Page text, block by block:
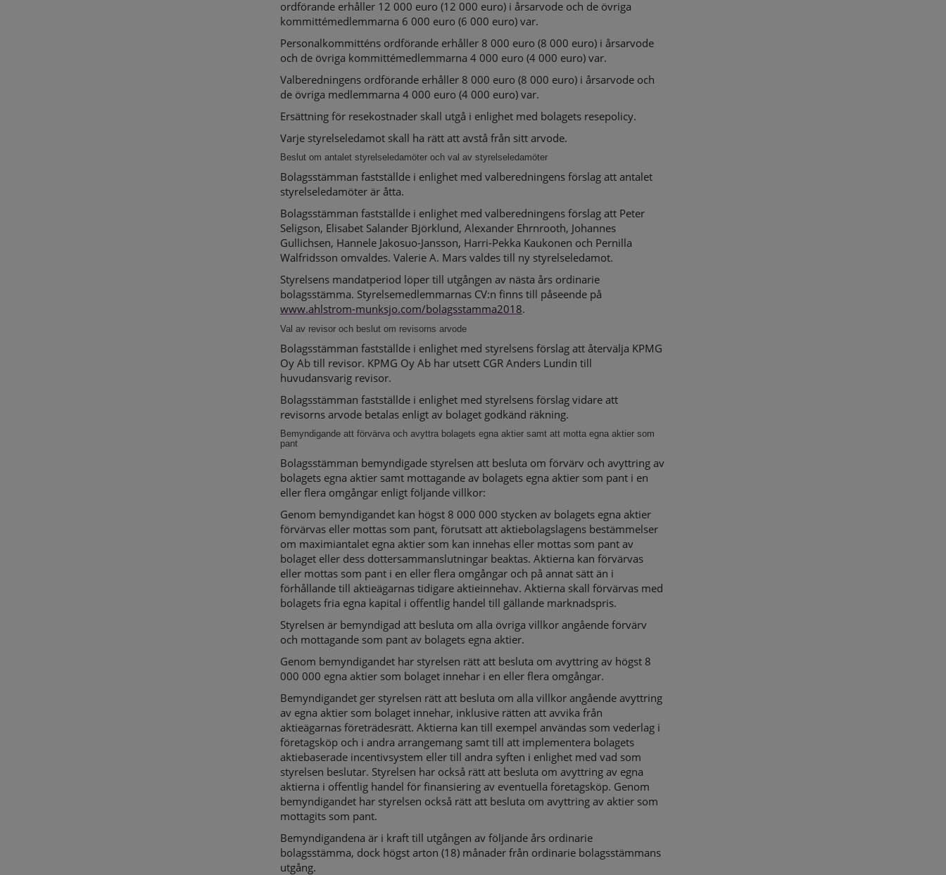
ordförande erhåller 12 000 euro (12 000 euro) i årsarvode och de övriga
kommittémedlemmarna 6 000 euro (6 000 euro) var.
Personalkommitténs ordförande erhåller 8 000 euro (8 000 euro) i årsarvode
och de övriga kommittémedlemmarna 4 000 euro (4 000 euro) var.
Valberedningens ordförande erhåller 8 000 euro (8 000 euro) i årsarvode och
de övriga medlemmarna 4 000 euro (4 000 euro) var.
Ersättning för resekostnader skall utgå i enlighet med bolagets resepolicy.
Varje styrelseledamot skall ha rätt att avstå från sitt arvode.
Beslut om antalet styrelseledamöter och val av styrelseledamöter
Bolagsstämman fastställde i enlighet med valberedningens förslag att antalet
styrelseledamöter är åtta.
Bolagsstämman fastställde i enlighet med valberedningens förslag att Peter
Seligson, Elisabet Salander Björklund, Alexander Ehrnrooth, Johannes
Gullichsen, Hannele Jakosuo-Jansson, Harri-Pekka Kaukonen och Pernilla
Walfridsson omvaldes. Valerie A. Mars valdes till ny styrelseledamot.
Styrelsens mandatperiod löper till utgången av nästa års ordinarie
bolagsstämma. Styrelsemedlemmarnas CV:n finns till påseende på
www.ahlstrom-munksjo.com/bolagsstamma2018.
Val av revisor och beslut om revisorns arvode
Bolagsstämman fastställde i enlighet med styrelsens förslag att återvälja KPMG
Oy Ab till revisor. KPMG Oy Ab har utsett CGR Anders Lundin till
huvudansvarig revisor.
Bolagsstämman fastställde i enlighet med styrelsens förslag vidare att
revisorns arvode betalas enligt av bolaget godkänd räkning.
Bemyndigande att förvärva och avyttra bolagets egna aktier samt att motta egna aktier som
pant
Bolagsstämman bemyndigade styrelsen att besluta om förvärv och avyttring av
bolagets egna aktier samt mottagande av bolagets egna aktier som pant i en
eller flera omgångar enligt följande villkor:
Genom bemyndigandet kan högst 8 000 000 stycken av bolagets egna aktier
förvärvas eller mottas som pant, förutsatt att aktiebolagslagens bestämmelser
om maximiantalet egna aktier som kan innehas eller mottas som pant av
bolaget eller dess dottersammanslutningar beaktas. Aktierna kan förvärvas
eller mottas som pant i en eller flera omgångar och på annat sätt än i
förhållande till aktieägarnas tidigare aktieinnehav. Aktierna skall förvärvas med
bolagets fria egna kapital i offentlig handel till gällande marknadspris.
Styrelsen är bemyndigad att besluta om alla övriga villkor angående förvärv
och mottagande som pant av bolagets egna aktier.
Genom bemyndigandet har styrelsen rätt att besluta om avyttring av högst 8
000 000 egna aktier som bolaget innehar i en eller flera omgångar.
Bemyndigandet ger styrelsen rätt att besluta om alla villkor angående avyttring
av egna aktier som bolaget innehar, inklusive rätten att avvika från
aktieägarnas företrädesrätt. Aktierna kan till exempel användas som vederlag i
företagsköp och i andra arrangemang samt till att implementera bolagets
aktiebaserade incentivsystem eller till andra syften i enlighet med vad som
styrelsen beslutar. Styrelsen har också rätt att besluta om avyttring av egna
aktierna i offentlig handel för finansiering av eventuella företagsköp. Genom
bemyndigandet har styrelsen också rätt att besluta om avyttring av aktier som
mottagits som pant.
Bemyndigandena är i kraft till utgången av följande års ordinarie
bolagsstämma, dock högst arton (18) månader från ordinarie bolagsstämmans
utgång.